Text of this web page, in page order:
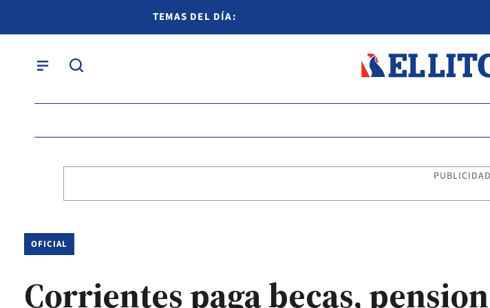
TEMAS DEL DÍA:
PUBLICIDAD
OFICIAL
Corrientes paga becas,